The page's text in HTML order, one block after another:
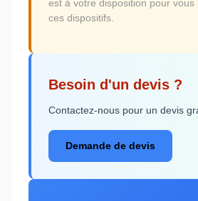
est à votre disposition pour
ces dispositifs.
Besoin d'un devis ?
Contactez-nous pour un devis
Demande de devis